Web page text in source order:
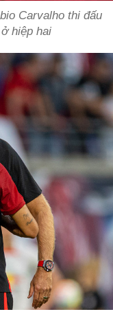
Carvalho thi đấu
hiệp hai